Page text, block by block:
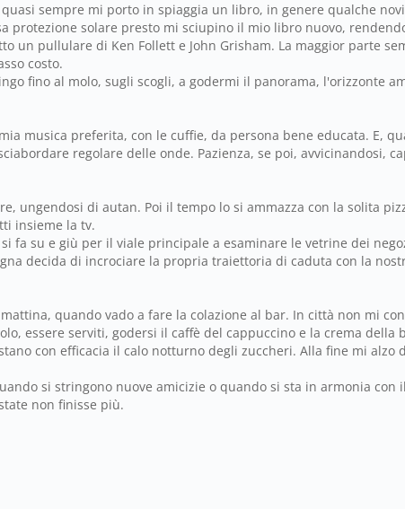
sempre mi porto in spiaggia un libro, in genere qualche
protezione solare presto mi sciupino il mio libro nuovo,
un pullulare di Ken Follett e John Grisham. La maggior parte
costo.
fino al molo, sugli scogli, a godermi il panorama, l'orizzonte
musica preferita, con le cuffie, da persona bene educata. E,
regolare delle onde. Pazienza, se poi, avvicinandosi,
ungendosi di autan. Poi il tempo lo si ammazza con la solita
insieme la tv.
fa su e giù per il viale principale a esaminare le vetrine dei
decida di incrociare la propria traiettoria di caduta con la
quando vado a fare la colazione al bar. In città non mi
essere serviti, godersi il caffè del cappuccino e la crema
con efficacia il calo notturno degli zuccheri. Alla fine mi alzo
si stringono nuove amicizie o quando si sta in armonia
non finisse più.